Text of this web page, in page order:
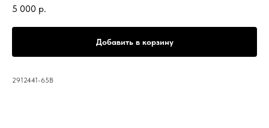
5 000 р.
Добавить в корзину
2912441-65B